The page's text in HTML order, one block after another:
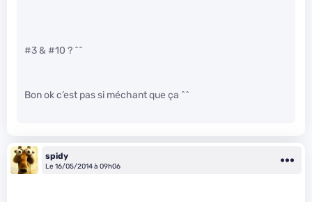
#3 & #10 ? ^^
Bon ok c’est pas si méchant que ça ^^
spidy
Le 16/05/2014 à 09h06